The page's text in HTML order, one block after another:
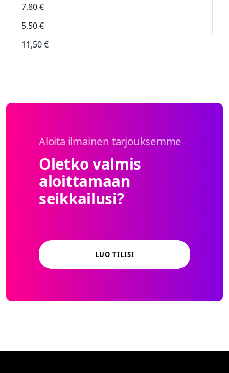
7,80 €
5,50 €
11,50 €
Aloita ilmainen tarjouksemme
Oletko valmis
aloittamaan
seikkailusi?
LUO TILISI